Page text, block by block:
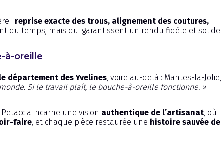
: reprise exacte des trous, alignement des coutures,
du temps, mais qui garantissent un rendu fidèle et solide.
à-oreille
département des Yvelines, voire au-delà : Mantes-la-Jolie,
monde. Si le travail plaît, le bouche-à-oreille fonctionne. »
incarne une vision authentique de l’artisanat, où
faire, et chaque pièce restaurée une histoire sauvée de